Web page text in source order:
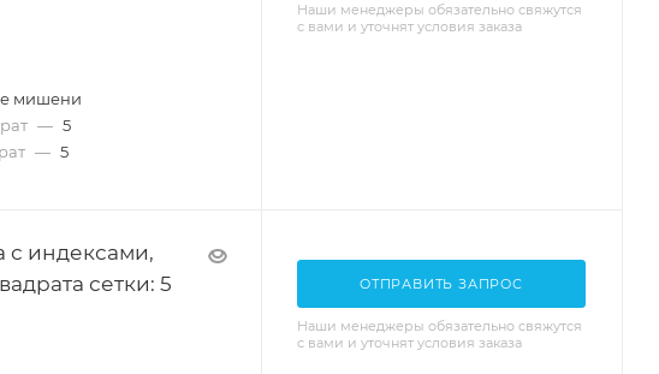
мишени
— 5
— 5
Наши менеджеры обязательно свяжутся
с вами и уточнят условия заказа
с индексами,
сетки: 5
ОТПРАВИТЬ ЗАПРОС
Наши менеджеры обязательно свяжутся
с вами и уточнят условия заказа